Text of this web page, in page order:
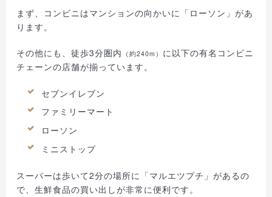
まず、コンビニはマンションの向かいに「ローソン」があ
ります。
その他にも、徒歩3分圏内 （約240m） に以下の有名コンビニ
チェーンの店舗が揃っています。
セブンイレブン
ファミリーマート
ローソン
ミニストップ
スーパーは歩いて2分の場所に「マルエツプチ」があるの
で、生鮮食品の買い出しが非常に便利です。